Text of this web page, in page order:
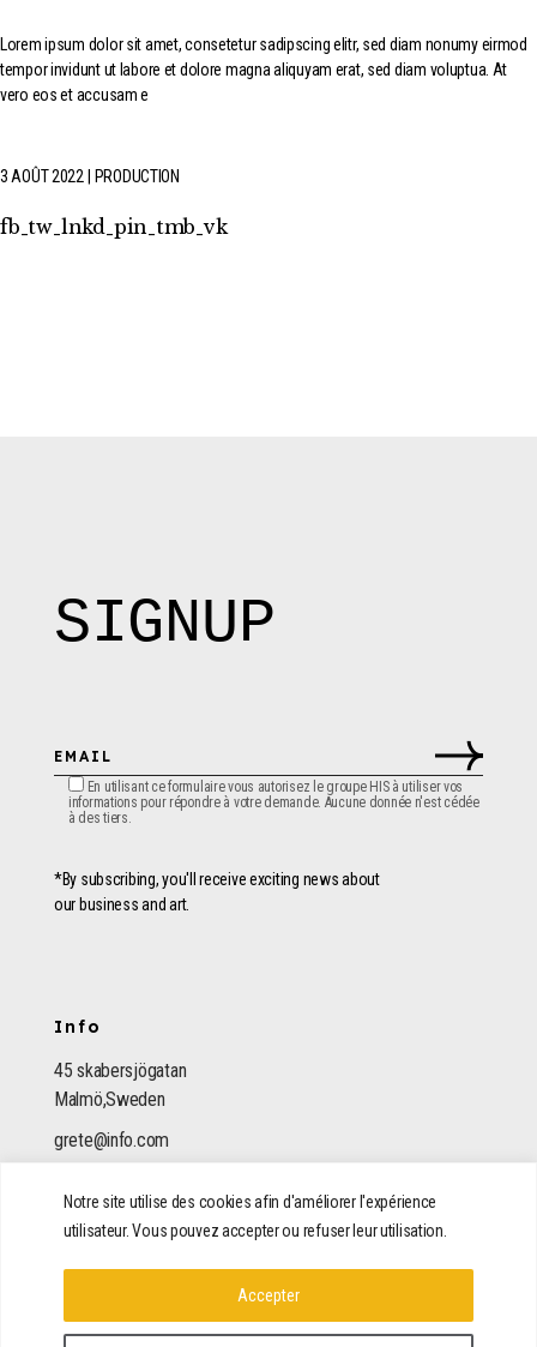
Notre site utilise des cookies afin d'améliorer l'expérience
utilisateur. Vous pouvez accepter ou refuser leur utilisation.
Accepter
Lorem ipsum dolor sit amet, consetetur sadipscing elitr, sed diam nonumy eirmod
tempor invidunt ut labore et dolore magna aliquyam erat, sed diam voluptua. At
vero eos et accusam e
3 AOÛT 2022 PRODUCTION
fb tw lnkd pin tmb vk
SIGNUP
En utilisant ce formulaire vous autorisez le groupe HIS à utiliser vos
informations pour répondre à votre demande. Aucune donnée n'est cédée
à des tiers.
*By subscribing, you'll receive exciting news about
our business and art.
Info
45 skabersjögatan
Malmö,Sweden
grete@info.com